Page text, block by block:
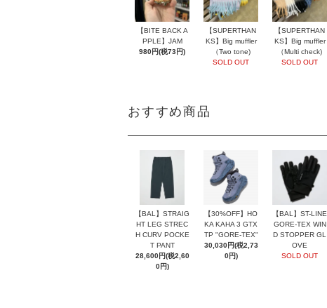
【BITE BACK A
PPLE】JAM
980円(税73円)
【SUPERTHAN
KS】Big muffler
（Two tone)
SOLD OUT
【SUPERTHAN
KS】Big muffler
（Multi check)
SOLD OUT
おすすめ商品
【BAL】STRAIG
HT LEG STREC
H CURV POCKE
T PANT
28,600円(税2,60
0円)
【30%OFF】HO
KA KAHA 3 GTX
TP "GORE-TEX"
30,030円(税2,73
0円)
【BAL】ST-LINE
GORE-TEX WIN
D STOPPER GL
OVE
SOLD OUT